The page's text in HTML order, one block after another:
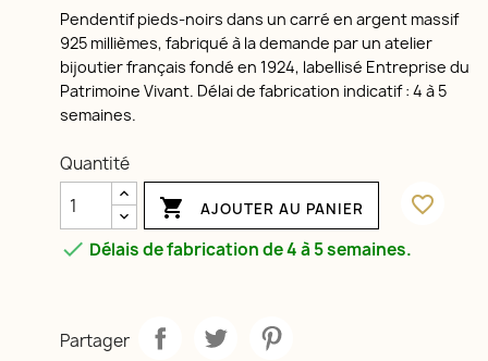
Pendentif pieds-noirs dans un carré en argent massif
925 millièmes, fabriqué à la demande par un atelier
bijoutier français fondé en 1924, labellisé Entreprise du
Patrimoine Vivant. Délai de fabrication indicatif : 4 à 5
semaines.
Quantité
 AJOUTER AU PANIER
favorite_border
 Délais de fabrication de 4 à 5 semaines.
Partager